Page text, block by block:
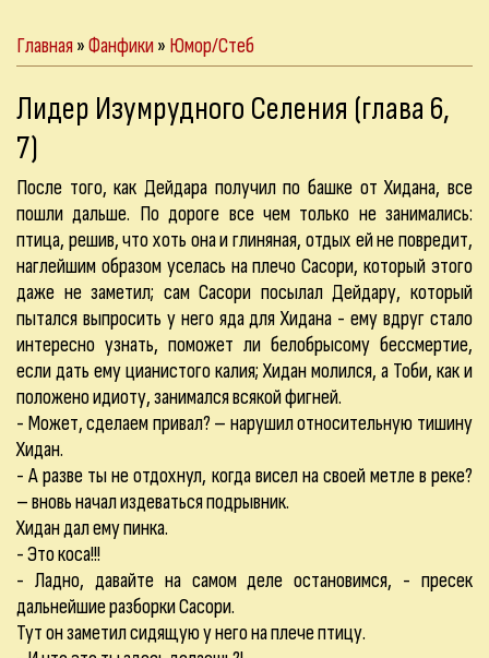
Главная»Фанфики» Юмор/Стеб
Лидер Изумрудного Селения (глава 6,
7)
После того, как Дейдара получил по башке от Хидана, все
пошли дальше. По дороге все чем только не занимались:
птица, решив, что хоть она и глиняная, отдых ей не повредит,
наглейшим образом уселась на плечо Сасори, который этого
даже не заметил; сам Сасори посылал Дейдару, который
пытался выпросить у него яда для Хидана - ему вдруг стало
интересно узнать, поможет ли белобрысому бессмертие,
если дать ему цианистого калия; Хидан молился, а Тоби, как и
положено идиоту, занимался всякой фигней.
- Может, сделаем привал? – нарушил относительную тишину
Хидан.
- А разве ты не отдохнул, когда висел на своей метле в реке?
– вновь начал издеваться подрывник.
Хидан дал ему пинка.
- Это коса!!!
- Ладно, давайте на самом деле остановимся, - пресек
дальнейшие разборки Сасори.
Тут он заметил сидящую у него на плече птицу.